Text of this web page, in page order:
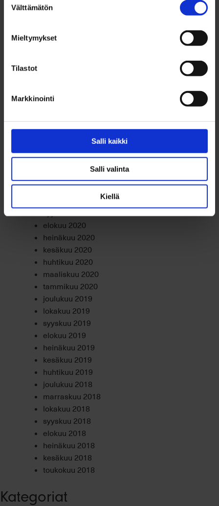
valinta
Välttämätön
Mieltymykset
Tilastot
Markkinointi
Salli kaikki
Salli valinta
Kiellä
helmikuu 2022
marraskuu 2021
kesäkuu 2021
huhtikuu 2021
maaliskuu 2021
helmikuu 2021
tammikuu 2021
joulukuu 2020
marraskuu 2020
syyskuu 2020
elokuu 2020
heinäkuu 2020
kesäkuu 2020
huhtikuu 2020
maaliskuu 2020
tammikuu 2020
joulukuu 2019
lokakuu 2019
syyskuu 2019
elokuu 2019
heinäkuu 2019
kesäkuu 2019
huhtikuu 2019
joulukuu 2018
marraskuu 2018
lokakuu 2018
syyskuu 2018
elokuu 2018
heinäkuu 2018
kesäkuu 2018
toukokuu 2018
Kategoriat